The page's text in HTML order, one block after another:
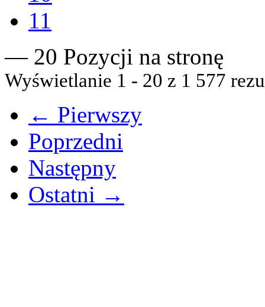
11
— 20 Pozycji na stronę
Wyświetlanie 1 - 20 z 1 577
← Pierwszy
Poprzedni
Następny
Ostatni →